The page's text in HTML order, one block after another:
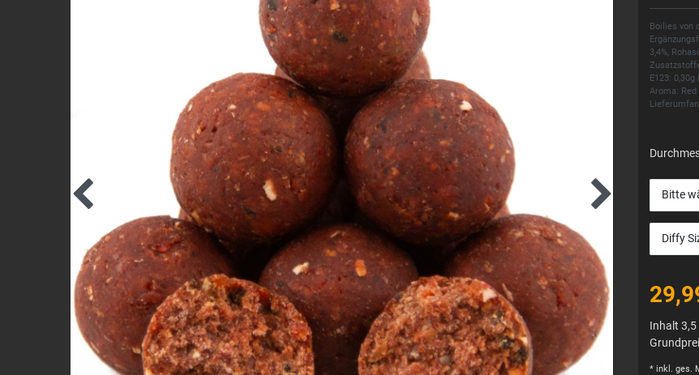
Boilies von
3,4%,
E123: 0,30g
Aroma:
Bitte
Diffy
Inhalt 3,5
* inkl. ges.